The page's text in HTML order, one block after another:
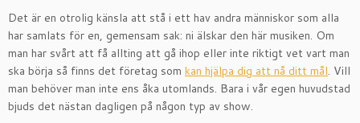
Det är en otrolig känsla att stå i ett hav andra människor som alla
har samlats för en, gemensam sak: ni älskar den här musiken. Om
man har svårt att få allting att gå ihop eller inte riktigt vet vart man
ska börja så finns det företag som kan hjälpa dig att nå ditt mål. Vill
man behöver man inte ens åka utomlands. Bara i vår egen huvudstad
bjuds det nästan dagligen på någon typ av show.